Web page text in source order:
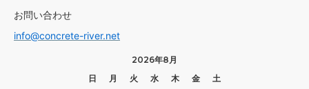
お問い合わせ
info@concrete-river.net
2026年8月
日
月 火 水 木 金
土